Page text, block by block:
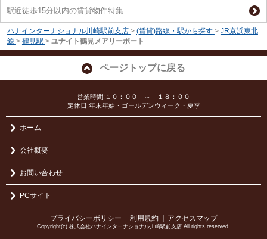
駅近徒歩15分以内の賃貸物件特集
ハナインターナショナル川崎駅前支店 > (賃貸)路線・駅から探す > JR京浜東北
線 > 鶴見駅 > ユナイト鶴見メアリーポート
ページトップに戻る
営業時間:１０：００ ～ １８：００
定休日:年末年始・ゴールデンウィーク・夏季
ホーム
会社概要
お問い合わせ
PCサイト
プライバシーポリシー 利用規約 ｜アクセスマップ
Copyright(c) 株式会社ハナインターナショナル川崎駅前支店 All rights reserved.